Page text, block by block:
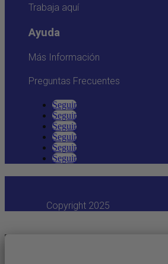
Trabaja aquí
Ayuda
Más Información
Preguntas Frecuentes
Seguir
Seguir
Seguir
Seguir
Seguir
Seguir
Copyright 2025